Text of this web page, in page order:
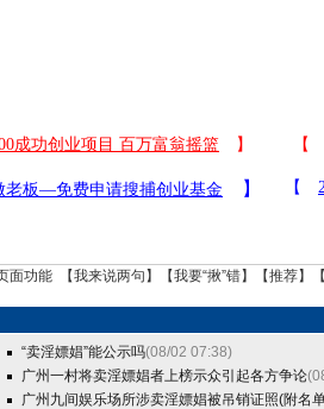
面功能 【我来说两句 】【我要“揪”错】【推荐】
“卖淫嫖娼”能公示吗(08/02 07:38)
广州一村将卖淫嫖娼者上榜示众引起各方争论
广州九间娱乐场所涉卖淫嫖娼被吊销证照(附名